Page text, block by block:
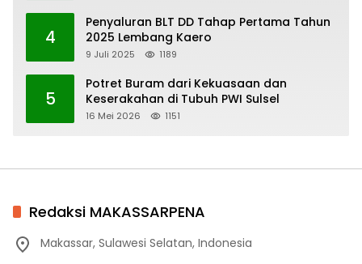
4
Penyaluran BLT DD Tahap Pertama Tahun
2025 Lembang Kaero
9 Juli 2025 1189
5
Potret Buram dari Kekuasaan dan
Keserakahan di Tubuh PWI Sulsel
16 Mei 2026 1151
Redaksi MAKASSARPENA
Makassar, Sulawesi Selatan, Indonesia